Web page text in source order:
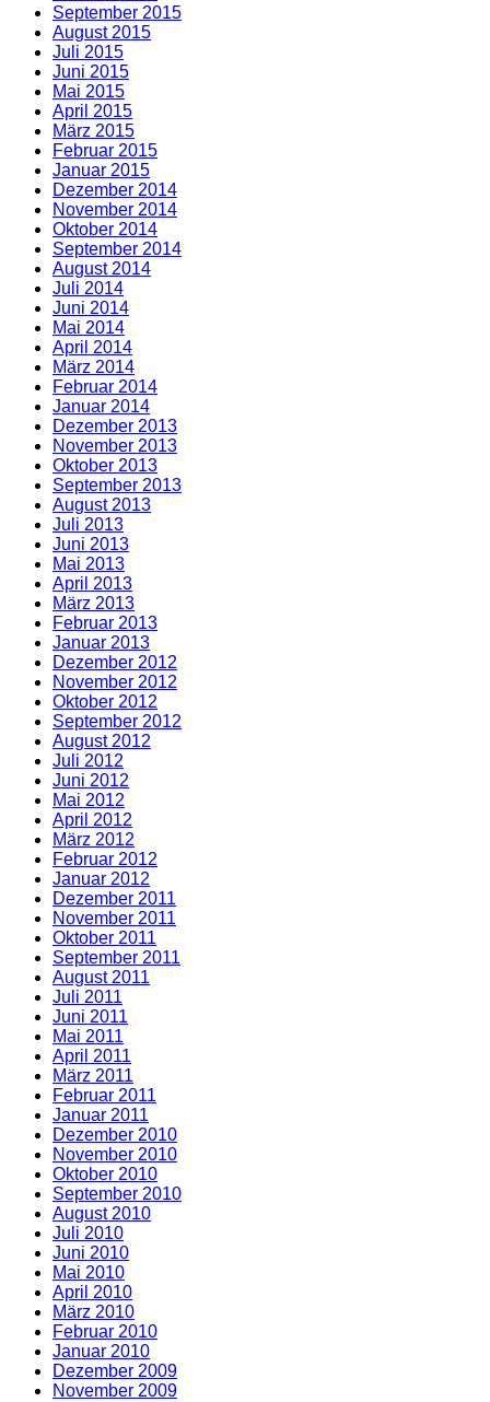
September 2015
August 2015
Juli 2015
Juni 2015
Mai 2015
April 2015
März 2015
Februar 2015
Januar 2015
Dezember 2014
November 2014
Oktober 2014
September 2014
August 2014
Juli 2014
Juni 2014
Mai 2014
April 2014
März 2014
Februar 2014
Januar 2014
Dezember 2013
November 2013
Oktober 2013
September 2013
August 2013
Juli 2013
Juni 2013
Mai 2013
April 2013
März 2013
Februar 2013
Januar 2013
Dezember 2012
November 2012
Oktober 2012
September 2012
August 2012
Juli 2012
Juni 2012
Mai 2012
April 2012
März 2012
Februar 2012
Januar 2012
Dezember 2011
November 2011
Oktober 2011
September 2011
August 2011
Juli 2011
Juni 2011
Mai 2011
April 2011
März 2011
Februar 2011
Januar 2011
Dezember 2010
November 2010
Oktober 2010
September 2010
August 2010
Juli 2010
Juni 2010
Mai 2010
April 2010
März 2010
Februar 2010
Januar 2010
Dezember 2009
November 2009